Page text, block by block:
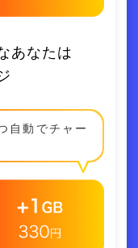
あなたは
⾃動でチャー